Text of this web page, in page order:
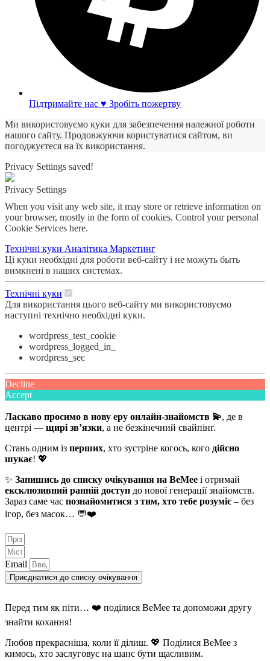
Підтримайте нас ♥ Зробіть пожертву
Ми використовуємо куки для забезпечення належної роботи
нашого сайту. Продовжуючи користуватися сайтом, ви
погоджуєтеся на їх використання.
Privacy Settings saved!
Privacy Settings
When you visit any web site, it may store or retrieve information on
your browser, mostly in the form of cookies. Control your personal
Cookie Services here.
Технічні куки Аналітика Маркетинг
Ці куки необхідні для роботи веб-сайту і не можуть быть
вимкнені в наших системах.
Технічні куки
Для використання цього веб-сайту ми використовуємо
наступні технічно необхідні куки.
wordpress_test_cookie
wordpress_logged_in_
wordpress_sec
Decline
Accept
Ласкаво просимо в нову еру онлайн-знайомств 💫, де в
центрі — щирі зв’язки, а не безкінечний свайпінг.
Стань одним із перших, хто зустріне когось, кого дійсно
шукає! 💖
✨ Запишись до списку очікування на BeMee і отримай
ексклюзивний ранній доступ до нової генерації знайомств.
Зараз саме час познайомитися з тим, хто тебе розуміє – без
ігор, без масок… 💬❤️
Email
Приєднатися до списку очікування
Перед тим як піти… ❤️ поділися BeMee та допоможи другу
знайти кохання!
Любов прекрасніша, коли її ділиш. 💖 Поділися BeMee з
кимось, хто заслуговує на шанс бути щасливим.